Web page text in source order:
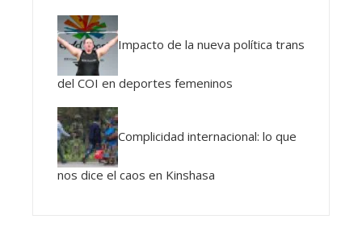
Impacto de la nueva política trans
del COI en deportes femeninos
Complicidad internacional: lo que
nos dice el caos en Kinshasa